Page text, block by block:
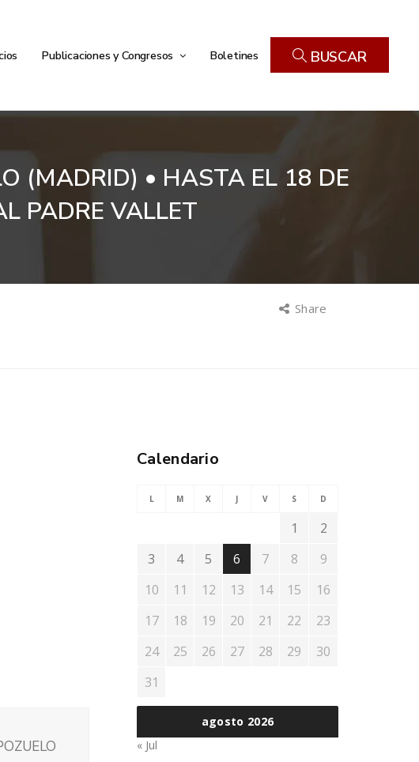
Publicaciones y Congresos Boletines BUSCAR
(MADRID) • HASTA EL 18 DE
PADRE VALLET
Share
Calendario
agosto 2026
L M X J V S D
1
2
3
4 5 6 7 8
9
10
11 12 13 14 15
16
17
18 19 20 21 22
23
24
25 26 27 28 29
30
31
« Jul